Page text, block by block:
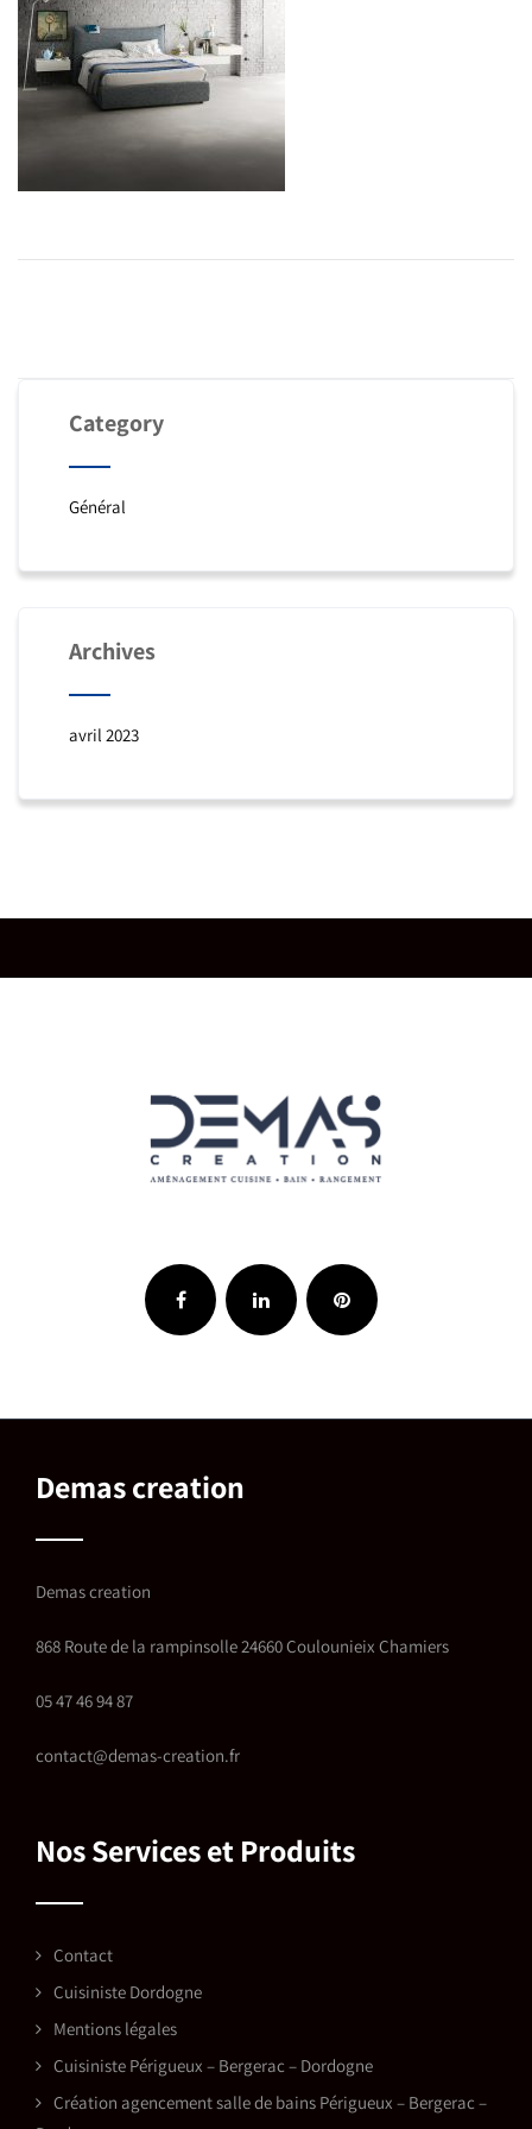
Category
Général
Archives
avril 2023
Demas creation
Demas creation
868 Route de la rampinsolle 24660 Coulounieix Chamiers
05 47 46 94 87
contact@demas-creation.fr
Nos Services et Produits
Contact
Cuisiniste Dordogne
Mentions légales
Cuisiniste Périgueux – Bergerac – Dordogne
Création agencement salle de bains Périgueux – Bergerac –